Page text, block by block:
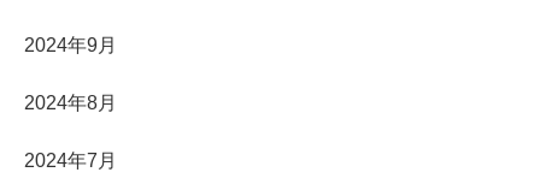
2024年9月
2024年8月
2024年7月